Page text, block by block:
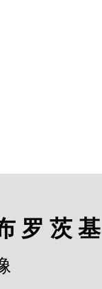
罗茨基